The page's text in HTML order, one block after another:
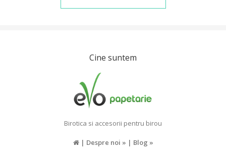
Cine suntem
Birotica si accesorii pentru birou
| Despre noi » | Blog »